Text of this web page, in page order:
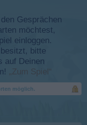
Gesprächen
möchtest,
einloggen.
bitte
auf Deinen
„Zum Spiel“
möglich.